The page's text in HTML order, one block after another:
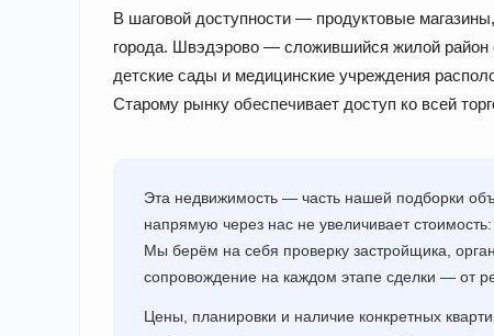
В шаговой доступности — продуктовые
города. Швэдэрово — сложившийся жилой район
детские сады и медицинские учреждения
Старому рынку обеспечивает доступ ко всей
Эта недвижимость — часть нашей подборки
напрямую через нас не увеличивает
Мы берём на себя проверку застройщика,
сопровождение на каждом этапе сделки — от
Цены, планировки и наличие конкретных